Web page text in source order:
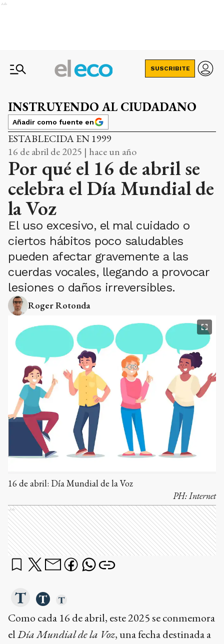
Ads
SUSCRIBITE
INSTRUYENDO AL CIUDADANO
Añadir como fuente en
ESTABLECIDA EN 1999
16 de abril de 2025 | hace un año
Por qué el 16 de abril se
celebra el Día Mundial de
la Voz
El uso excesivo, el mal cuidado o
ciertos hábitos poco saludables
pueden afectar gravemente a las
cuerdas vocales, llegando a provocar
lesiones o daños irreversibles.
Roger Rotonda
16 de abril: Día Mundial de la Voz
PH:Internet
Ads
Como cada 16 de abril, este 2025 se conmemora
elDía Mundial de la Voz, una fecha destinada a